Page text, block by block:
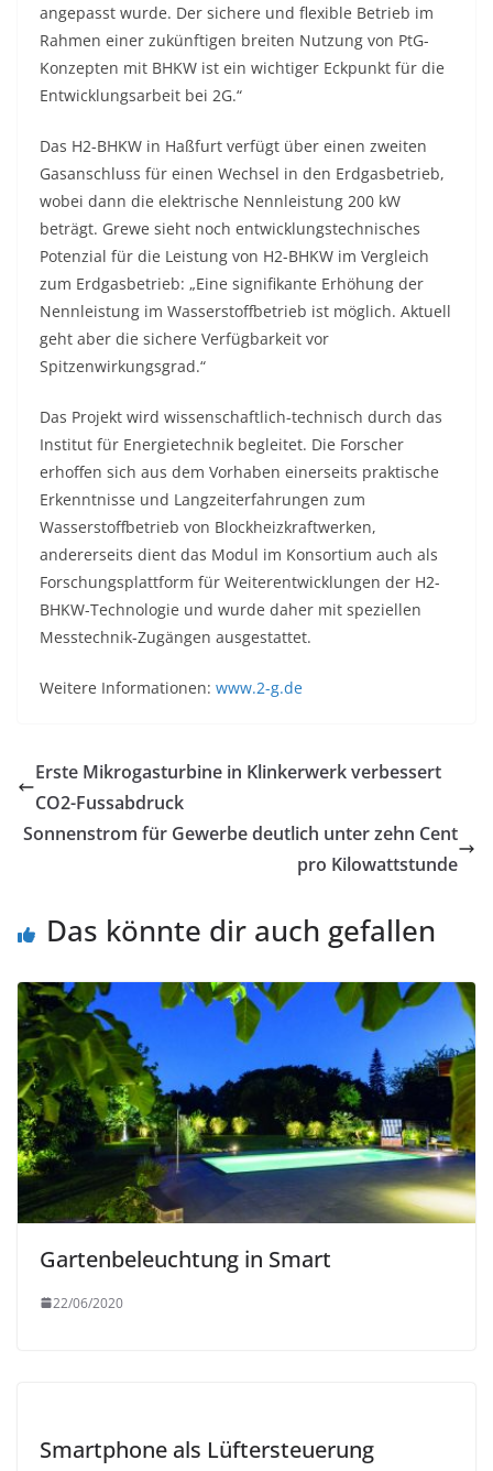
angepasst wurde. Der sichere und flexible Betrieb im
Rahmen einer zukünftigen breiten Nutzung von PtG-
Konzepten mit BHKW ist ein wichtiger Eckpunkt für die
Entwicklungsarbeit bei 2G.“
Das H2-BHKW in Haßfurt verfügt über einen zweiten
Gasanschluss für einen Wechsel in den Erdgasbetrieb,
wobei dann die elektrische Nennleistung 200 kW
beträgt. Grewe sieht noch entwicklungstechnisches
Potenzial für die Leistung von H2-BHKW im Vergleich
zum Erdgasbetrieb: „Eine signifikante Erhöhung der
Nennleistung im Wasserstoffbetrieb ist möglich. Aktuell
geht aber die sichere Verfügbarkeit vor
Spitzenwirkungsgrad.“
Das Projekt wird wissenschaftlich-technisch durch das
Institut für Energietechnik begleitet. Die Forscher
erhoffen sich aus dem Vorhaben einerseits praktische
Erkenntnisse und Langzeiterfahrungen zum
Wasserstoffbetrieb von Blockheizkraftwerken,
andererseits dient das Modul im Konsortium auch als
Forschungsplattform für Weiterentwicklungen der H2-
BHKW-Technologie und wurde daher mit speziellen
Messtechnik-Zugängen ausgestattet.
Weitere Informationen: www.2-g.de
Erste Mikrogasturbine in Klinkerwerk verbessert
CO2-Fussabdruck
Sonnenstrom für Gewerbe deutlich unter zehn Cent
pro Kilowattstunde
Das könnte dir auch gefallen
Gartenbeleuchtung in Smart
22/06/2020
Smartphone als Lüftersteuerung